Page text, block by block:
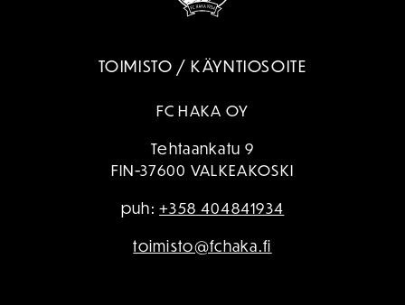
TOIMISTO / KÄYNTIOSOITE
FC HAKA OY
Tehtaankatu 9
FIN-37600 VALKEAKOSKI
puh:+358 404841934
toimisto@fchaka.fi